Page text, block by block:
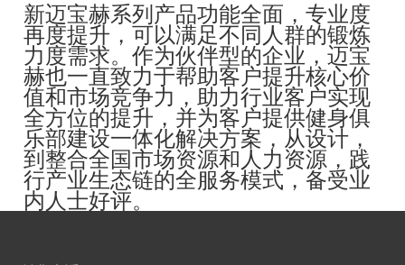
新迈宝赫系列产品功能全面，专业度
再度提升，可以满足不同人群的锻炼
力度需求。作为伙伴型的企业，迈宝
赫也一直致力于帮助客户提升核心价
值和市场竞争力，助力行业客户实现
全方位的提升，并为客户提供健身俱
乐部建设一体化解决方案，从设计，
到整合全国市场资源和人力资源，践
行产业生态链的全服务模式，备受业
内人士好评。